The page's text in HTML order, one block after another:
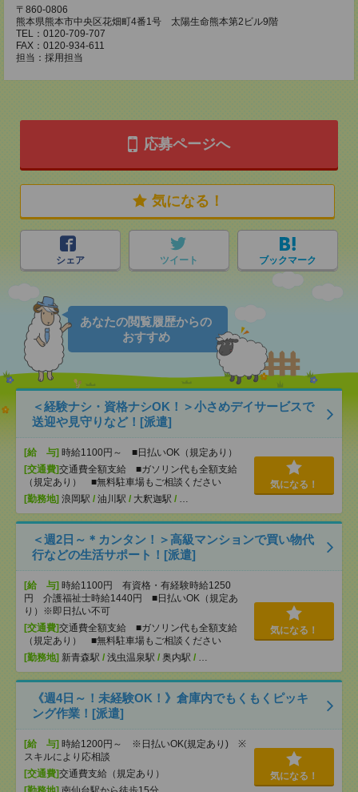
〒860-0806
熊本県熊本市中央区花畑町4番1号 太陽生命熊本第2ビル9階
TEL：0120-709-707
FAX：0120-934-611
担当：採用担当
応募ページへ
気になる！
シェア ツイート ブックマーク
あなたの閲覧履歴からの
おすすめ
＜経験ナシ・資格ナシOK！＞小さめデイサービスで
送迎や見守りなど！[派遣]
[給 与] 時給1100円～ ■日払いOK（規定あり）
[交通費]交通費全額支給 ■ガソリン代も全額支給
（規定あり） ■無料駐車場もご相談ください
[勤務地] 浪岡駅 / 油川駅 / 大釈迦駅 / …
気になる！
＜週2日～＊カンタン！＞高級マンションで買い物代
行などの生活サポート！[派遣]
[給 与] 時給1100円 有資格・有経験時給1250
円 介護福祉士時給1440円 ■日払いOK（規定あ
り）※即日払い不可
[交通費]交通費全額支給 ■ガソリン代も全額支給
（規定あり） ■無料駐車場もご相談ください
[勤務地] 新青森駅 / 浅虫温泉駅 / 奥内駅 / …
気になる！
《週4日～！未経験OK！》倉庫内でもくもくピッキ
ング作業！[派遣]
[給 与] 時給1200円～ ※日払いOK(規定あり) ※
スキルにより応相談
[交通費]交通費支給（規定あり）
気になる！